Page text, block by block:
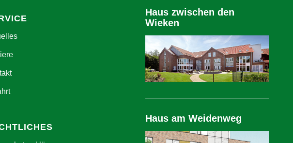
Haus zwischen den
Wieken
Haus am Weidenweg